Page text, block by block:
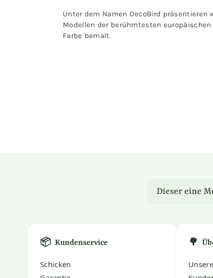
Unter dem Namen DecoBird
Modellen der berühmtesten
Farbe bemalt.
Dieser eine
📦 Kundenservice
Schicken
🌳